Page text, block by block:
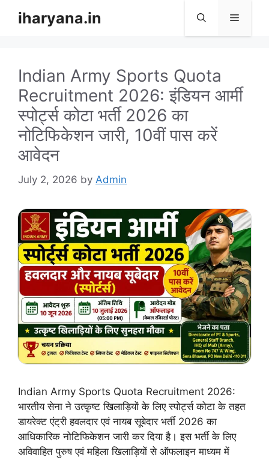
iharyana.in Menu
Indian Army Sports Quota
Recruitment 2026: इंडियन आर्मी
स्पोर्ट्स कोटा भर्ती 2026 का
नोटिफिकेशन जारी, 10वीं पास करें
आवेदन
July 2, 2026 by Admin
Indian Army Sports Quota Recruitment 2026:
भारतीय सेना ने उत्कृष्ट खिलाड़ियों के लिए स्पोर्ट्स कोटा के तहत
डायरेक्ट एंट्री हवलदार एवं नायब सूबेदार भर्ती 2026 का
आधिकारिक नोटिफिकेशन जारी कर दिया है। इस भर्ती के लिए
अविवाहित पुरुष एवं महिला खिलाड़ियों से ऑफलाइन माध्यम में